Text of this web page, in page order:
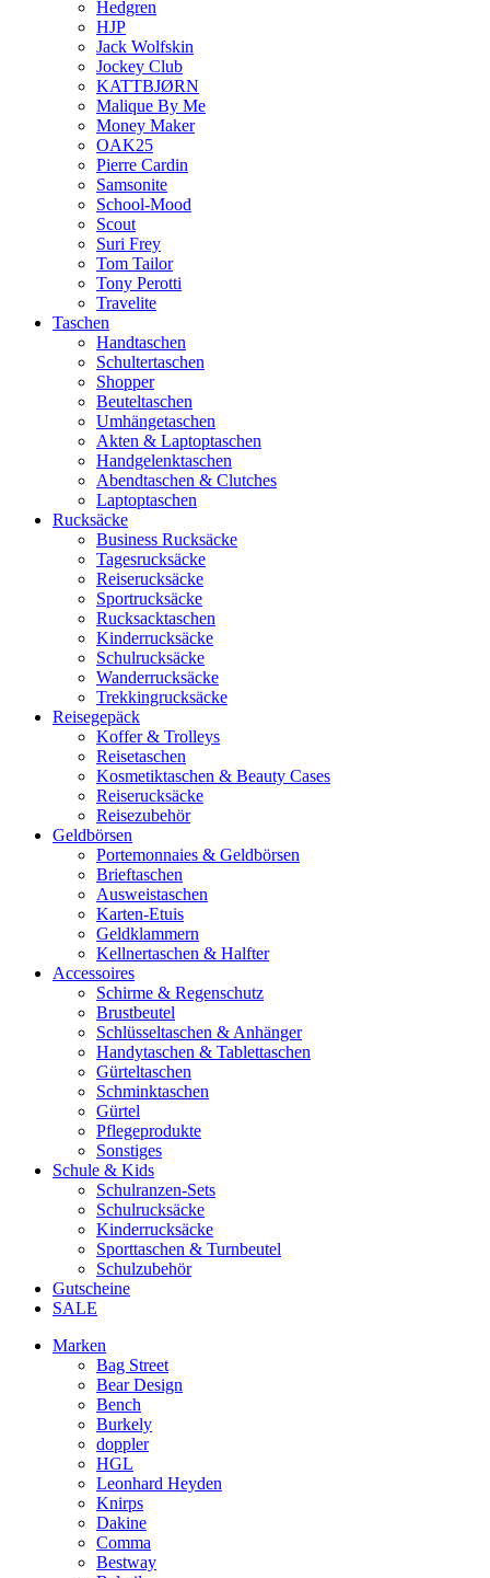
Hedgren
HJP
Jack Wolfskin
Jockey Club
KATTBJØRN
Malique By Me
Money Maker
OAK25
Pierre Cardin
Samsonite
School-Mood
Scout
Suri Frey
Tom Tailor
Tony Perotti
Travelite
Taschen
Handtaschen
Schultertaschen
Shopper
Beuteltaschen
Umhängetaschen
Akten & Laptoptaschen
Handgelenktaschen
Abendtaschen & Clutches
Laptoptaschen
Rucksäcke
Business Rucksäcke
Tagesrucksäcke
Reiserucksäcke
Sportrucksäcke
Rucksacktaschen
Kinderrucksäcke
Schulrucksäcke
Wanderrucksäcke
Trekkingrucksäcke
Reisegepäck
Koffer & Trolleys
Reisetaschen
Kosmetiktaschen & Beauty Cases
Reiserucksäcke
Reisezubehör
Geldbörsen
Portemonnaies & Geldbörsen
Brieftaschen
Ausweistaschen
Karten-Etuis
Geldklammern
Kellnertaschen & Halfter
Accessoires
Schirme & Regenschutz
Brustbeutel
Schlüsseltaschen & Anhänger
Handytaschen & Tablettaschen
Gürteltaschen
Schminktaschen
Gürtel
Pflegeprodukte
Sonstiges
Schule & Kids
Schulranzen-Sets
Schulrucksäcke
Kinderrucksäcke
Sporttaschen & Turnbeutel
Schulzubehör
Gutscheine
SALE
Marken
Bag Street
Bear Design
Bench
Burkely
doppler
HGL
Leonhard Heyden
Knirps
Dakine
Comma
Bestway